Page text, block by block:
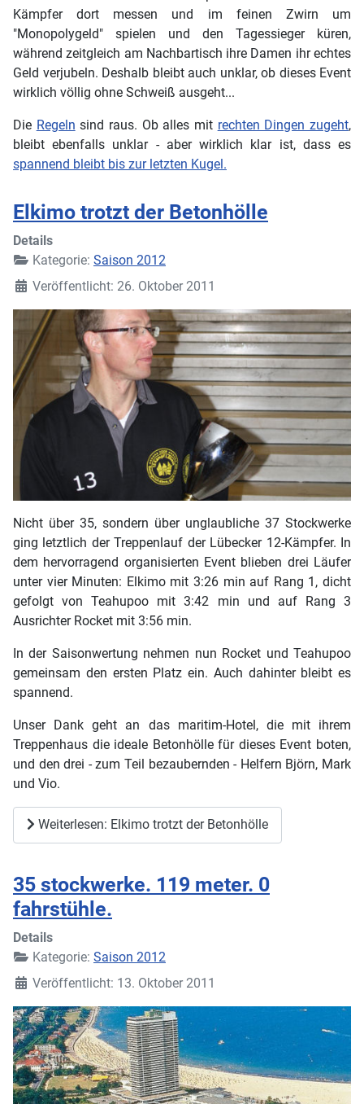
Kämpfer dort messen und im feinen Zwirn um
"Monopolygeld" spielen und den Tagessieger küren,
während zeitgleich am Nachbartisch ihre Damen ihr echtes
Geld verjubeln. Deshalb bleibt auch unklar, ob dieses Event
wirklich völlig ohne Schweiß ausgeht...
Die Regeln sind raus. Ob alles mit rechten Dingen zugeht,
bleibt ebenfalls unklar - aber wirklich klar ist, dass es
spannend bleibt bis zur letzten Kugel.
Elkimo trotzt der Betonhölle
Details
Kategorie: Saison 2012
Veröffentlicht: 26. Oktober 2011
Nicht über 35, sondern über unglaubliche 37 Stockwerke
ging letztlich der Treppenlauf der Lübecker 12-Kämpfer. In
dem hervorragend organisierten Event blieben drei Läufer
unter vier Minuten: Elkimo mit 3:26 min auf Rang 1, dicht
gefolgt von Teahupoo mit 3:42 min und auf Rang 3
Ausrichter Rocket mit 3:56 min.
In der Saisonwertung nehmen nun Rocket und Teahupoo
gemeinsam den ersten Platz ein. Auch dahinter bleibt es
spannend.
Unser Dank geht an das maritim-Hotel, die mit ihrem
Treppenhaus die ideale Betonhölle für dieses Event boten,
und den drei - zum Teil bezaubernden - Helfern Björn, Mark
und Vio.
Weiterlesen: Elkimo trotzt der Betonhölle
35 stockwerke. 119 meter. 0
fahrstühle.
Details
Kategorie: Saison 2012
Veröffentlicht: 13. Oktober 2011